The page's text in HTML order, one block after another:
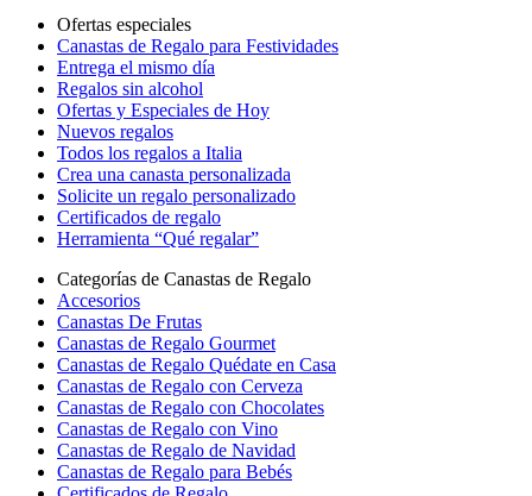
Ofertas especiales
Canastas de Regalo para Festividades
Entrega el mismo día
Regalos sin alcohol
Ofertas y Especiales de Hoy
Nuevos regalos
Todos los regalos a Italia
Crea una canasta personalizada
Solicite un regalo personalizado
Certificados de regalo
Herramienta “Qué regalar”
Categorías de Canastas de Regalo
Accesorios
Canastas De Frutas
Canastas de Regalo Gourmet
Canastas de Regalo Quédate en Casa
Canastas de Regalo con Cerveza
Canastas de Regalo con Chocolates
Canastas de Regalo con Vino
Canastas de Regalo de Navidad
Canastas de Regalo para Bebés